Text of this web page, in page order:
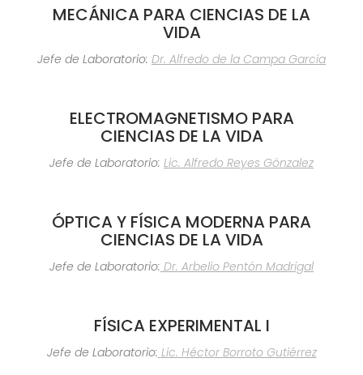
MECÁNICA PARA CIENCIAS DE LA
VIDA
Jefe de Laboratorio: Dr. Alfredo de la Campa García
ELECTROMAGNETISMO PARA
CIENCIAS DE LA VIDA
Jefe de Laboratorio: Lic. Alfredo Reyes Gónzalez
ÓPTICA Y FÍSICA MODERNA PARA
CIENCIAS DE LA VIDA
Jefe de Laboratorio: Dr. Arbelio Pentón Madrigal
FÍSICA EXPERIMENTAL I
Jefe de Laboratorio: Lic. Héctor Borroto Gutiérrez